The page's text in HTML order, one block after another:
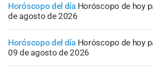
Horóscopo del día Horóscopo de hoy
de agosto de 2026
Horóscopo del día Horóscopo de hoy
09 de agosto de 2026